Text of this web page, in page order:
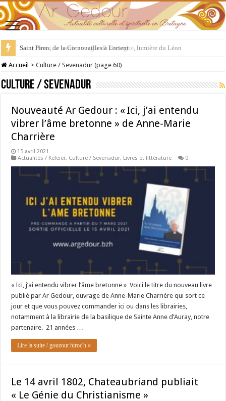
Saint Piran, de la Cornouailles à Lorient
Accueil > Culture / Sevenadur (page 60)
Culture / Sevenadur
Nouveauté Ar Gedour : « Ici, j’ai entendu
vibrer l’âme bretonne » de Anne-Marie
Charrière
15 avril 2021
Actualités / Keleier, Culture / Sevenadur, Livres et littérature 0
« Ici, j’ai entendu vibrer l’âme bretonne » Voici le titre du nouveau livre
publié par Ar Gedour, ouvrage de Anne-Marie Charrière qui sort ce
jour et que vous pouvez commander ici ou dans les librairies,
notamment à la librairie de la basilique de Sainte Anne d’Auray, notre
partenaire. 21 années …
Lire la suite / gouzout hiroc'h »
Le 14 avril 1802, Chateaubriand publiait
« Le Génie du Christianisme »